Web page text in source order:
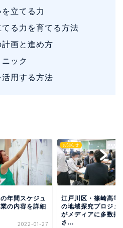
立てる力
る力を育てる方法
画と進め方
ック
用する方法
年間スケジュ
の内容を詳細
2022-01-27
お知らせ
江戸川区・篠崎高等
の地域探究プロジェ
がメディアに多数掲
さ...